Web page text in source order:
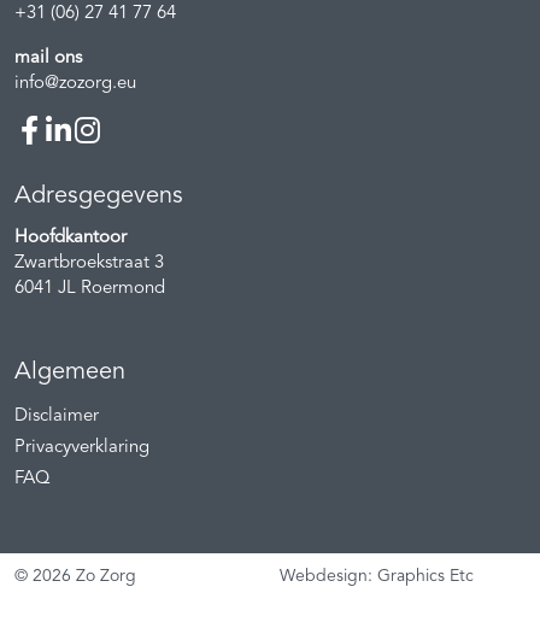
+31 (06) 27 41 77 64
mail ons
info@zozorg.eu
Adresgegevens
Hoofdkantoor
Zwartbroekstraat 3
6041 JL Roermond
Algemeen
Disclaimer
Privacyverklaring
FAQ
© 2026 Zo Zorg Webdesign: Graphics Etc